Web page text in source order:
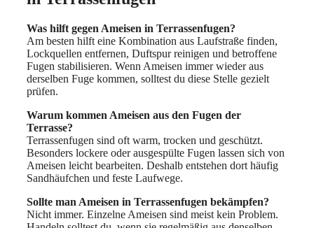
Was hilft gegen Ameisen in Terrassenfugen?
Am besten hilft eine Kombination aus Laufstraße finden,
Lockquellen entfernen, Duftspur reinigen und betroffene
Fugen stabilisieren. Wenn Ameisen immer wieder aus
derselben Fuge kommen, solltest du diese Stelle gezielt
prüfen.
Warum kommen Ameisen aus den Fugen der
Terrasse?
Terrassenfugen sind oft warm, trocken und geschützt.
Besonders lockere oder ausgespülte Fugen lassen sich von
Ameisen leicht bearbeiten. Deshalb entstehen dort häufig
Sandhäufchen und feste Laufwege.
Sollte man Ameisen in Terrassenfugen bekämpfen?
Nicht immer. Einzelne Ameisen sind meist kein Problem.